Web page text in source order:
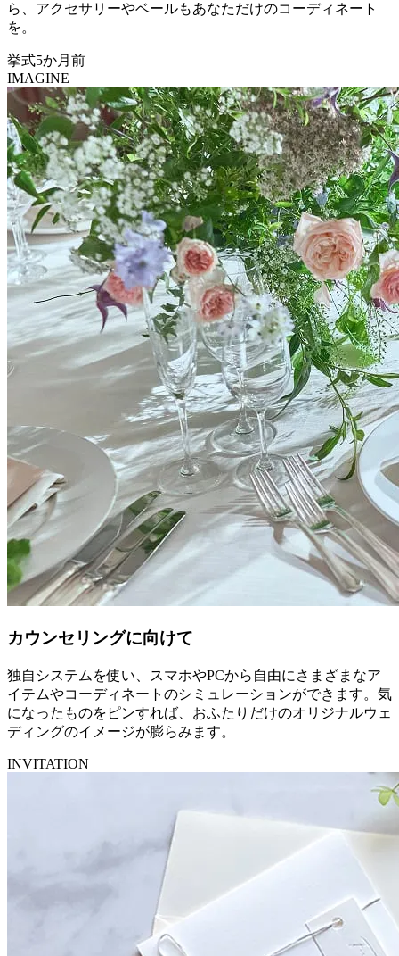
ら、アクセサリーやベールもあなただけのコーディネート
を。
挙式5か月前
IMAGINE
カウンセリングに向けて
独自システムを使い、スマホやPCから自由にさまざまなア
イテムやコーディネートのシミュレーションができます。気
になったものをピンすれば、おふたりだけのオリジナルウェ
ディングのイメージが膨らみます。
INVITATION